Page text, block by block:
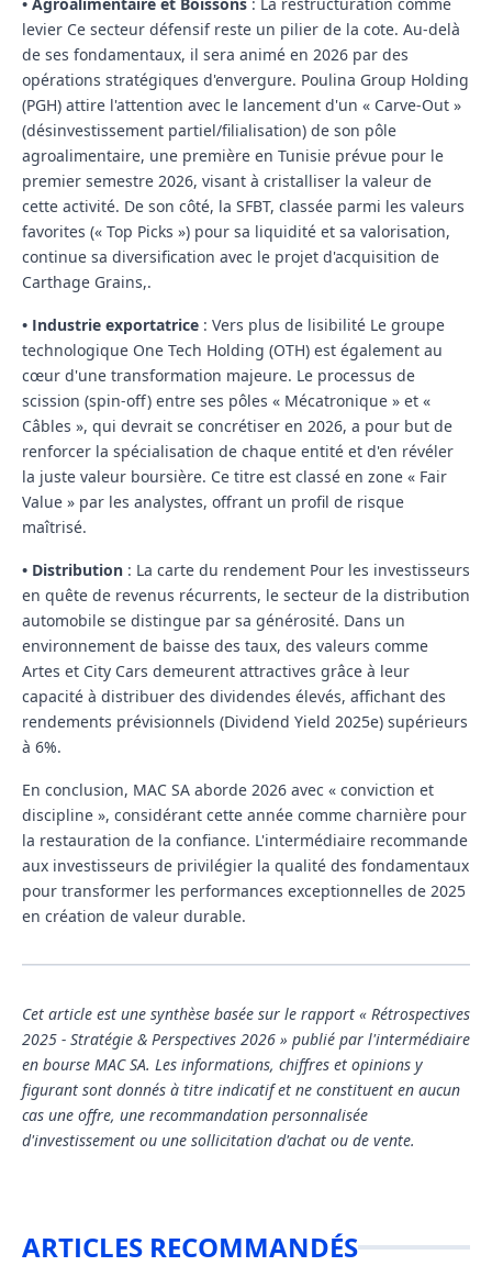
levier Ce secteur défensif reste un pilier de la cote. Au-delà
de ses fondamentaux, il sera animé en 2026 par des
opérations stratégiques d'envergure. Poulina Group Holding
(PGH) attire l'attention avec le lancement d'un « Carve-Out »
(désinvestissement partiel/filialisation) de son pôle
agroalimentaire, une première en Tunisie prévue pour le
premier semestre 2026, visant à cristalliser la valeur de
cette activité. De son côté, la SFBT, classée parmi les valeurs
favorites (« Top Picks ») pour sa liquidité et sa valorisation,
continue sa diversification avec le projet d'acquisition de
Carthage Grains,.
• Industrie exportatrice : Vers plus de lisibilité Le groupe
technologique One Tech Holding (OTH) est également au
cœur d'une transformation majeure. Le processus de
scission (spin-off) entre ses pôles « Mécatronique » et «
Câbles », qui devrait se concrétiser en 2026, a pour but de
renforcer la spécialisation de chaque entité et d'en révéler
la juste valeur boursière. Ce titre est classé en zone « Fair
Value » par les analystes, offrant un profil de risque
maîtrisé.
• Distribution : La carte du rendement Pour les investisseurs
en quête de revenus récurrents, le secteur de la distribution
automobile se distingue par sa générosité. Dans un
environnement de baisse des taux, des valeurs comme
Artes et City Cars demeurent attractives grâce à leur
capacité à distribuer des dividendes élevés, affichant des
rendements prévisionnels (Dividend Yield 2025e) supérieurs
à 6%.
En conclusion, MAC SA aborde 2026 avec « conviction et
discipline », considérant cette année comme charnière pour
la restauration de la confiance. L'intermédiaire recommande
aux investisseurs de privilégier la qualité des fondamentaux
pour transformer les performances exceptionnelles de 2025
en création de valeur durable.
Cet article est une synthèse basée sur le rapport « Rétrospectives
2025 - Stratégie & Perspectives 2026 » publié par l'intermédiaire
en bourse MAC SA. Les informations, chiffres et opinions y
figurant sont donnés à titre indicatif et ne constituent en aucun
cas une offre, une recommandation personnalisée
d'investissement ou une sollicitation d'achat ou de vente.
ARTICLES RECOMMANDÉS